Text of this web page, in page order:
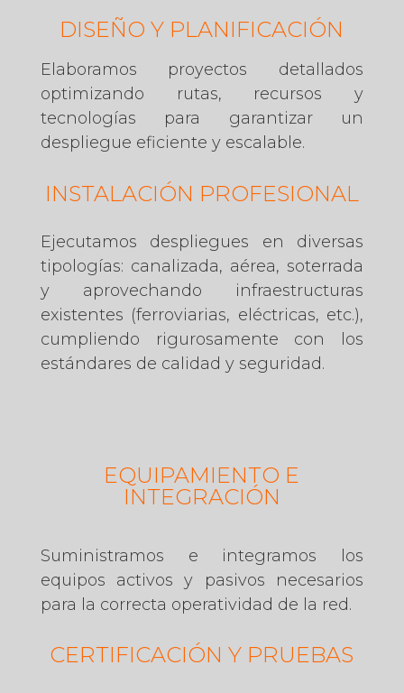
DISEÑO Y PLANIFICACIÓN
Elaboramos proyectos detallados
optimizando rutas, recursos y
tecnologías para garantizar un
despliegue eficiente y escalable.
INSTALACIÓN PROFESIONAL
Ejecutamos despliegues en diversas
tipologías: canalizada, aérea, soterrada
y aprovechando infraestructuras
existentes (ferroviarias, eléctricas, etc.),
cumpliendo rigurosamente con los
estándares de calidad y seguridad.
EQUIPAMIENTO E
INTEGRACIÓN
Suministramos e integramos los
equipos activos y pasivos necesarios
para la correcta operatividad de la red.
CERTIFICACIÓN Y PRUEBAS